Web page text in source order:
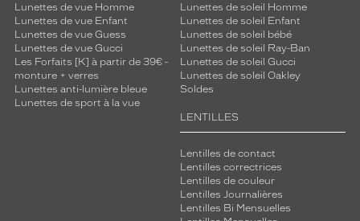
Lunettes de vue Homme
Lunettes de vue Enfant
Lunettes de vue Guess
Lunettes de vue Gucci
Les Forfaits [K] à partir de 39€ -
monture + verres
Lunettes anti-lumière bleue
Lunettes de sport à la vue
Lunettes de soleil Homme
Lunettes de soleil Enfant
Lunettes de soleil bébé
Lunettes de soleil Ray-Ban
Lunettes de soleil Gucci
Lunettes de soleil Oakley
Soldes
LENTILLES
Lentilles de contact
Lentilles correctrices
Lentilles de couleur
Lentilles Journalières
Lentilles Bi Mensuelles